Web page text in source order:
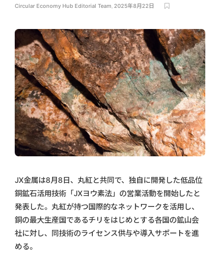
Circular Economy Hub Editorial Team, 2025年8月22日
JX金属は8月8日、丸紅と共同で、独自に開発した低品位
銅鉱石活用技術「JXヨウ素法」の営業活動を開始したと
発表した。丸紅が持つ国際的なネットワークを活用し、
銅の最大生産国であるチリをはじめとする各国の鉱山会
社に対し、同技術のライセンス供与や導入サポートを進
める。